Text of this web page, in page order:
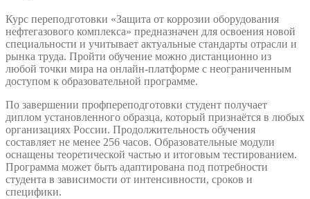
Курс переподготовки «Защита от коррозии оборудования
нефтегазового комплекса» предназначен для освоения новой
специальности и учитывает актуальные стандарты отрасли и
рынка труда. Пройти обучение можно дистанционно из
любой точки мира на онлайн-платформе с неограниченным
доступом к образовательной программе.
По завершении профпереподготовки студент получает
диплом установленного образца, который признаётся в любых
организациях России. Продолжительность обучения
составляет не менее 256 часов. Образовательные модули
оснащены теоретической частью и итоговым тестированием.
Программа может быть адаптирована под потребности
студента в зависимости от интенсивности, сроков и
специфики.